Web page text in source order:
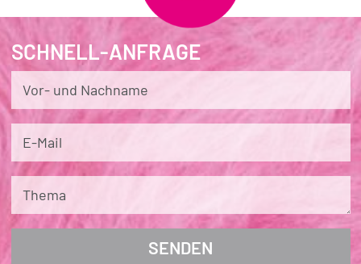
SCHNELL-ANFRAGE
Vor- und Nachname
E-Mail
Thema